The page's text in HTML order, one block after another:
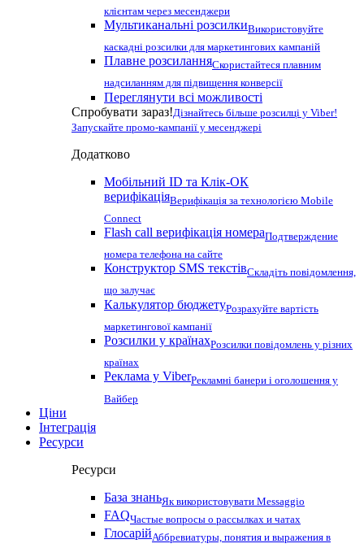
клієнтам через месенджери
Мультиканальні розсилкиВикористовуйте
каскадні розсилки для маркетингових кампаній
Плавне розсиланняСкористайтеся плавним
надсиланням для підвищення конверсії
Переглянути всі можливості
Спробувати зараз!Дізнайтесь більше розсилці у Viber!
Запускайте промо-кампанії у месенджері
Додатково
Мобільний ID та Клік-ОК
верифікаціяВерифікація за технологією Mobile
Connect
Flash call верифікація номераПодтверждение
номера телефона на сайте
Конструктор SMS текстівСкладіть повідомлення,
що залучає
Калькулятор бюджетуРозрахуйте вартість
маркетингової кампанії
Розсилки у країнахРозсилки повідомлень у різних
країнах
Реклама у ViberРекламні банери і оголошення у
Вайбер
Ціни
Інтеграція
Ресурси
Ресурси
База знаньЯк використовувати Messaggio
FAQЧастые вопросы о рассылках и чатах
ГлосарійАббревиатуры, понятия и выражения в